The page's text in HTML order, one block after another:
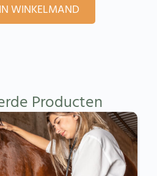
IN WINKELMAND
Producten